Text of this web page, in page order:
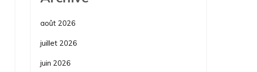
août 2026
juillet 2026
juin 2026